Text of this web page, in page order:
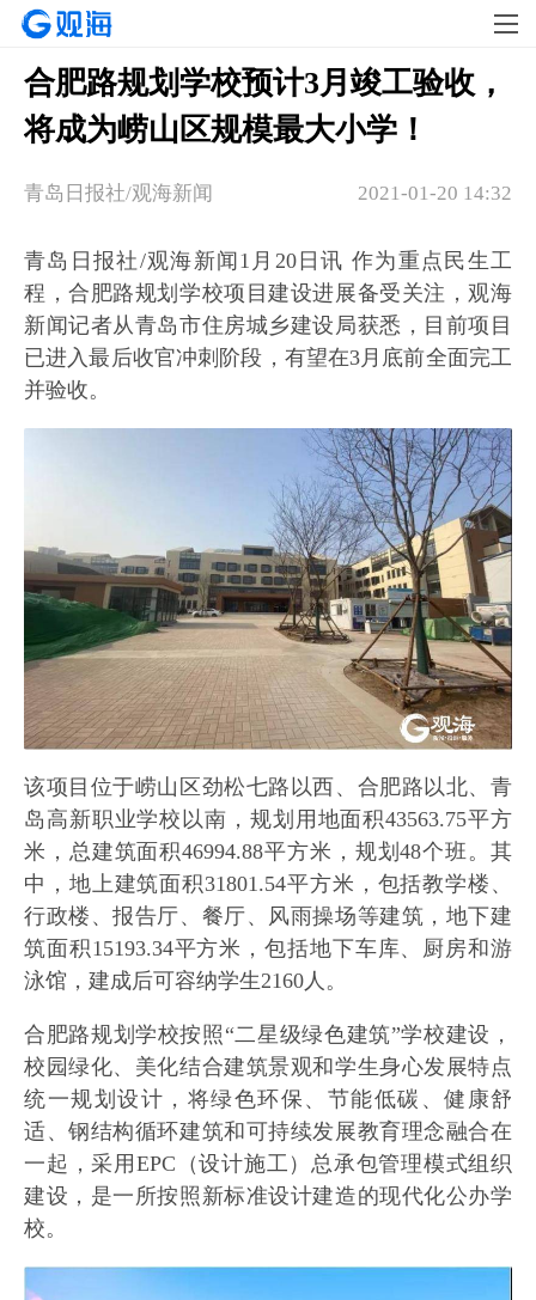
合肥路规划学校预计3月竣工验收，
将成为崂山区规模最大小学！
2021-01-20 14:32
青岛日报社/观海新闻
青岛日报社/观海新闻1月20日讯 作为重点民生工
程，合肥路规划学校项目建设进展备受关注，观海
新闻记者从青岛市住房城乡建设局获悉，目前项目
已进入最后收官冲刺阶段，有望在3月底前全面完工
并验收。
该项目位于崂山区劲松七路以西、合肥路以北、青
岛高新职业学校以南，规划用地面积43563.75平方
米，总建筑面积46994.88平方米，规划48个班。其
中，地上建筑面积31801.54平方米，包括教学楼、
行政楼、报告厅、餐厅、风雨操场等建筑，地下建
筑面积15193.34平方米，包括地下车库、厨房和游
泳馆，建成后可容纳学生2160人。
合肥路规划学校按照“二星级绿色建筑”学校建设，
校园绿化、美化结合建筑景观和学生身心发展特点
统一规划设计，将绿色环保、节能低碳、健康舒
适、钢结构循环建筑和可持续发展教育理念融合在
一起，采用EPC（设计施工）总承包管理模式组织
建设，是一所按照新标准设计建造的现代化公办学
校。